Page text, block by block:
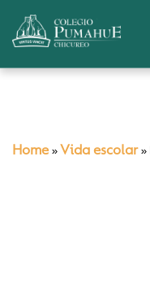
Home » Vida escolar»